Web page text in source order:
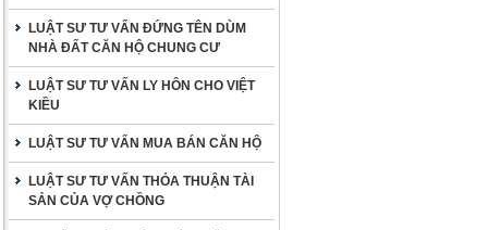
LUẬT SƯ TƯ VẤN ĐỨNG TÊN DÙM
NHÀ ĐẤT CĂN HỘ CHUNG CƯ
LUẬT SƯ TƯ VẤN LY HÔN CHO VIỆT
KIỀU
LUẬT SƯ TƯ VẤN MUA BÁN CĂN HỘ
LUẬT SƯ TƯ VẤN THỎA THUẬN TÀI
SẢN CỦA VỢ CHỒNG